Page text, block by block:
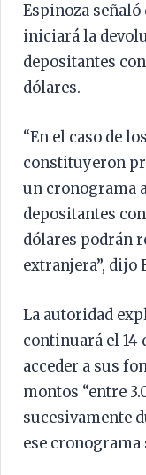
Espinoza señaló
iniciará la
depositantes
dólares.
“En el caso de
constituyeron
un cronograma
depositantes
dólares podrán
extranjera”, dijo
La autoridad
continuará el 14
acceder a sus
montos “entre
sucesivamente
ese cronograma